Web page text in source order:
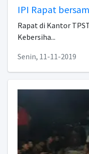
IPI Rapat
Rapat di Kantor
Kebersiha...
Senin, 11-11-2019